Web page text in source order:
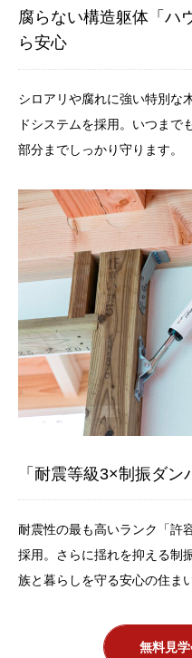
腐らない構造躯体「ハ
ら安心
シロアリや腐れに強い特別な
ドシステムを採用。いつまで
部分までしっかり守ります。
「耐震等級3×制振ダ
耐震性の最も高いランク「許
採用。さらに揺れを抑える制
族と暮らしを守る安心の住ま
無料見